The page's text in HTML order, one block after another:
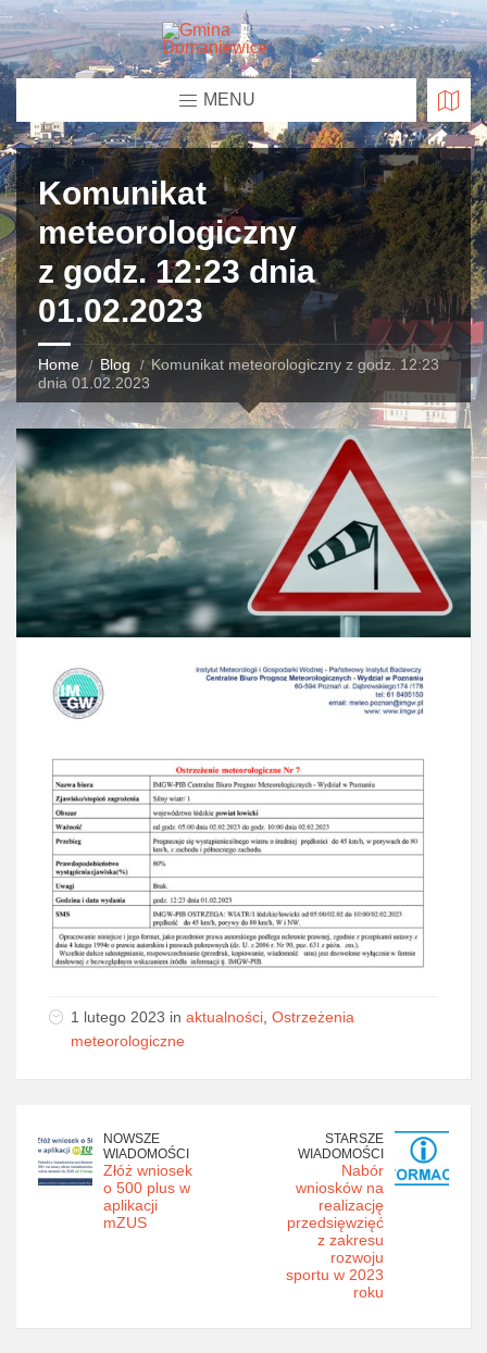
MENU
Komunikat
meteorologiczny
z godz. 12:23 dnia
01.02.2023
Home Blog
Komunikat meteorologiczny z godz. 12:23
dnia 01.02.2023
1 lutego 2023 in aktualności Ostrzeżenia
meteorologiczne
NOWSZE
WIADOMOŚCI
Złóż wniosek
o 500 plus w
aplikacji
mZUS
STARSZE
WIADOMOŚCI
Nabór
wniosków na
realizację
przedsięwzięć
z zakresu
rozwoju
sportu w 2023
roku